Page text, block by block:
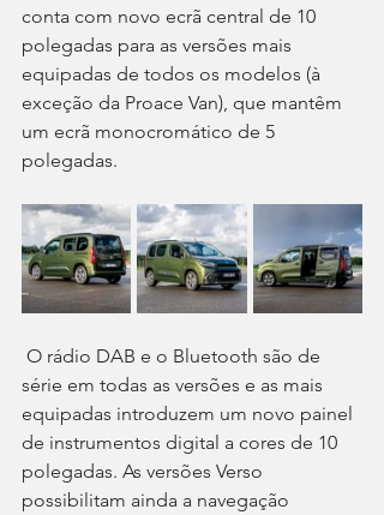
conta com novo ecrã central de 10
polegadas para as versões mais
equipadas de todos os modelos (à
exceção da Proace Van), que mantêm
um ecrã monocromático de 5
polegadas.
O rádio DAB e o Bluetooth são de
série em todas as versões e as mais
equipadas introduzem um novo painel
de instrumentos digital a cores de 10
polegadas. As versões Verso
possibilitam ainda a navegação